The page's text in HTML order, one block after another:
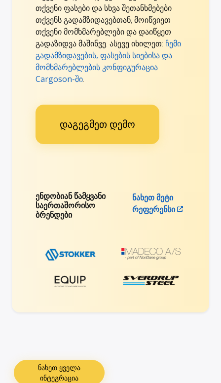
თქვენი ფასები და სხვა შეთანხმებები
თქვენს გადამზიდავებთან, მოიწვიეთ
თქვენი მომხმარებლები და დაიწყეთ
გადაზიდვა მაშინვე. ასევე იხილეთ: ჩემი
გადამზიდავების, ფასების სიებისა და
მომხმარებლების კონფიგურაცია
Cargoson-ში.
დაგეგმეთ დემო
ენდობიან წამყვანი
საერთაშორისო
ბრენდები
ნახეთ მეტი
რეფერენსი
ნახეთ ყველა
ინტეგრაცია